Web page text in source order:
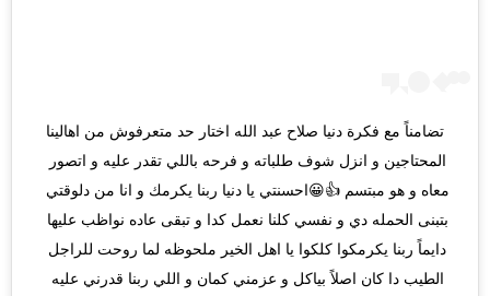
تضامناً مع فكرة دنيا صلاح عبد الله اختار حد متعرفوش من اهالينا
المحتاجين و انزل شوف طلباته و فرحه باللي تقدر عليه و اتصور
معاه و هو مبتسم 👍😀احسنتي يا دنيا ربنا يكرمك و انا من دلوقتي
بتبنى الحمله دي و نفسي كلنا نعمل كدا و تبقى عاده نواظب عليها
دايماً ربنا يكرمكوا كلكوا يا اهل الخير ملحوظه لما روحت للراجل
الطيب دا كان اصلاً بياكل و عزمني كمان و اللي ربنا قدرني عليه